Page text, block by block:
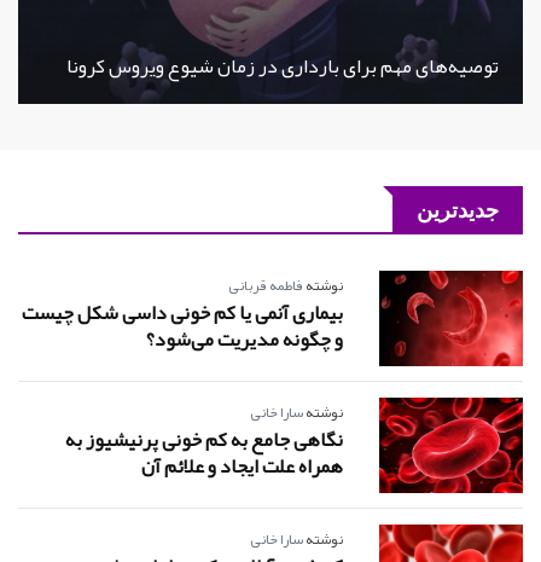
توصیه‌های مهم برای بارداری در زمان شیوع ویروس کرونا
جدیدترین
نوشتهفاطمه قربانی
بیماری آنمی یا کم خونی داسی شکل چیست
و چگونه مدیریت می‌شود؟
نوشتهسارا خانی
نگاهی جامع به کم خونی پرنیشیوز به
همراه علت ایجاد و علائم آن
نوشتهسارا خانی